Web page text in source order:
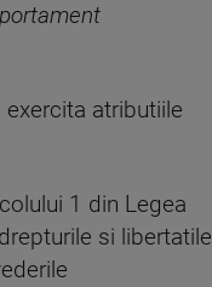
atributiile
1 din Legea
si libertatile